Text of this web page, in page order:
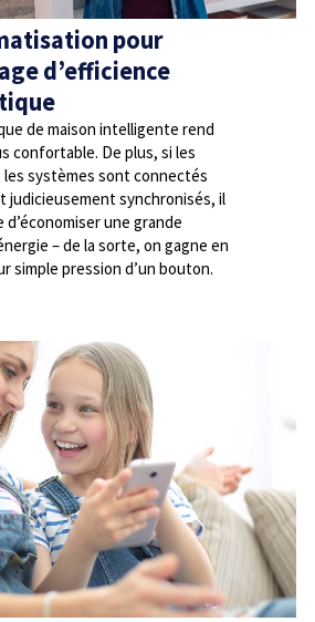
pour
d’efficience
de maison intelligente rend
confortable. De plus, si les
les systèmes sont connectés
judicieusement synchronisés, il
une grande
– de la sorte, on gagne en
simple pression d’un bouton.